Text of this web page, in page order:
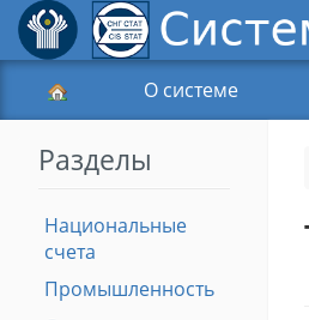
О системе
Разделы
Национальные
счета
Промышленность